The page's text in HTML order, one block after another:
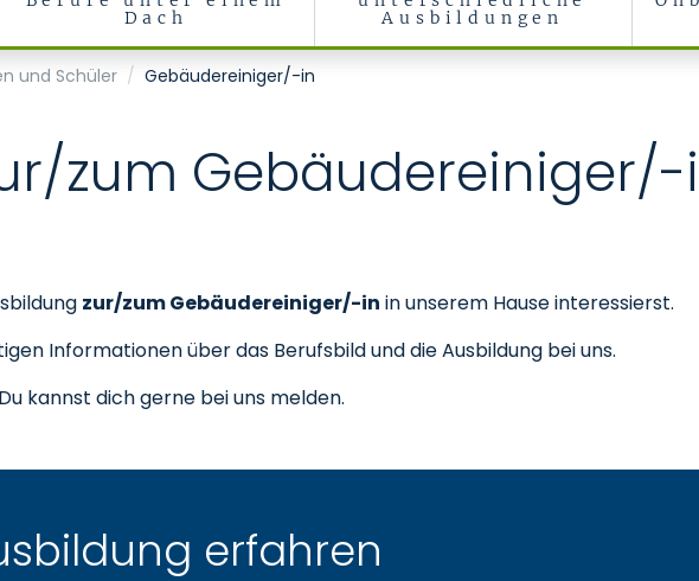
Dach
Ausbildungen
und Schüler Gebäudereiniger/-in
zum Gebäudereiniger/-
zur/zum Gebäudereiniger/-in in unserem Hause interessierst.
Informationen über das Berufsbild und die Ausbildung bei uns.
kannst dich gerne bei uns melden.
erfahren